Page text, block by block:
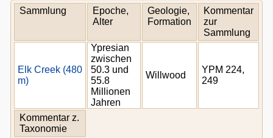
Sammlung
Epoche,
Alter
Geologie,
Formation
Kommentar
zur
Sammlung
Elk Creek (480
m)
Ypresian
zwischen
50.3 und
55.8
Millionen
Jahren
Willwood
YPM 224,
249
Kommentar z.
Taxonomie